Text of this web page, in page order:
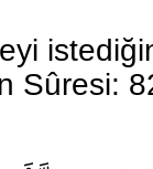
Sûresi: